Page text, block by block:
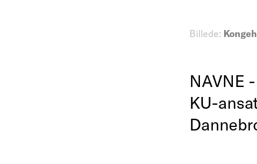
Billede:
NAVNE
KU-